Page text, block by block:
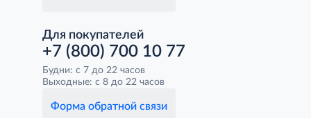
Для покупателей
+7 (800) 700 10 77
Будни: с 7 до 22 часов
Выходные: с 8 до 22 часов
Форма обратной связи